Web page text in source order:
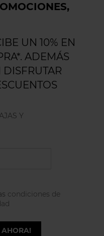
UN 10% EN
ADEMÁS
DISFRUTAR
Y
condiciones de
AHORA!